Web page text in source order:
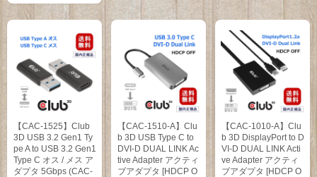
【CAC-1525】Club
3D USB 3.2 Gen1 Ty
pe A to USB 3.2 Gen1
Type C オス / メス ア
ダプタ 5Gbps (CAC-
【CAC-1510-A】Clu
b 3D USB Type C to
DVI-D DUAL LINK Ac
tive Adapter アクティ
ブアダプタ [HDCP O
【CAC-1010-A】Clu
b 3D DisplayPort to D
VI-D DUAL LINK Acti
ve Adapter アクティ
ブアダプタ [HDCP O